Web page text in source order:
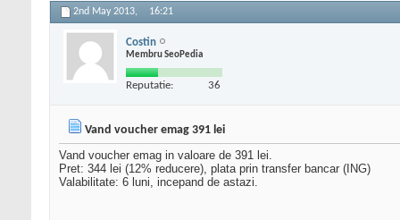
2nd May 2013, 16:21
Costin
Membru SeoPedia
Reputatie: 36
Vand voucher emag 391 lei
Vand voucher emag in valoare de 391 lei.
Pret: 344 lei (12% reducere), plata prin transfer bancar (ING)
Valabilitate: 6 luni, incepand de astazi.